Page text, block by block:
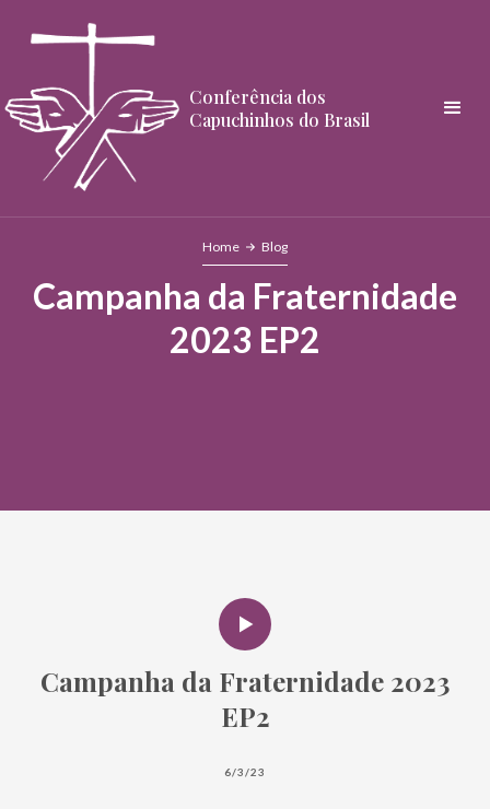
Conferência dos
Capuchinhos do Brasil
Home Blog
Campanha da Fraternidade
2023 EP2
Campanha da Fraternidade 2023
EP2
6/3/23